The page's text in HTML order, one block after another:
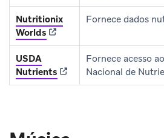
Nutritionix
Worlds (opens in new tab)
Fornece dados
USDA
Nutrients (opens in new tab)
Fornece acesso
Nacional de